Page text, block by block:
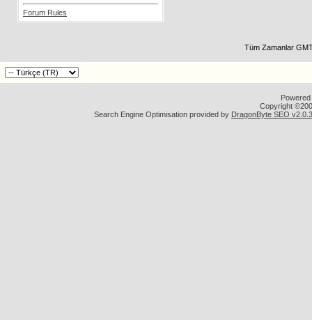
Forum Rules
Tüm Zamanlar
Copyright
Search Engine Optimisation provided by DragonByte SEO